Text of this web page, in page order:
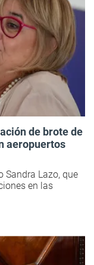
de brote de
aeropuertos
Sandra Lazo, que
en las